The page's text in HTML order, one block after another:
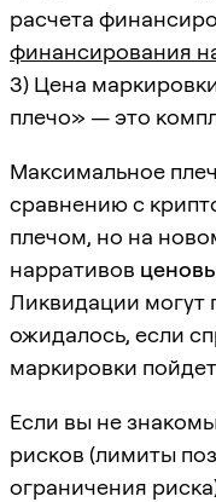
расчета
финансирования
3) Цена
плечо» — это
Максимальное
сравнению с
плечом, но на
нарративов
Ликвидации могут
ожидалось, если
маркировки
Если вы не
рисков (лимиты
ограничения